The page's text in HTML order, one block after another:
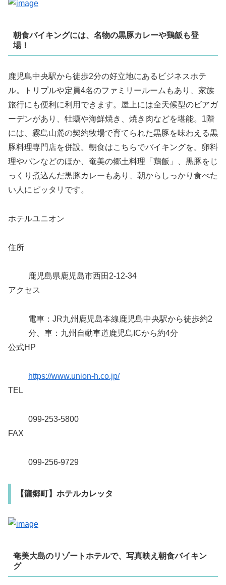
朝食バイキングには、名物の黒豚カレーや鶏飯も登
場！
鹿児島中央駅から徒歩2分の好立地にあるビジネスホテ
ル。トリプルや定員4名のファミリールームもあり、家族
旅行にも便利に利用できます。屋上には全天候型のビアガ
ーデンがあり、牡蠣や海鮮焼き、焼き肉などを堪能。1階
には、霧島山麓の契約牧場で育てられた黒豚を味わえる黒
豚料理専門店を併設。朝食はこちらでバイキングを。卵料
理やパンなどのほか、奄美の郷土料理「鶏飯」、黒豚をじ
っくり煮込んだ黒豚カレーもあり、朝からしっかり食べた
い人にピッタリです。
ホテルユニオン
住所
鹿児島県鹿児島市西田2-12-34
アクセス
電車：JR九州鹿児島本線鹿児島中央駅から徒歩約2
分、車：九州自動車道鹿児島ICから約4分
公式HP
https://www.union-h.co.jp/
TEL
099-253-5800
FAX
099-256-9729
【龍郷町】ホテルカレッタ
奄美大島のリゾートホテルで、写真映え朝食バイキン
グ